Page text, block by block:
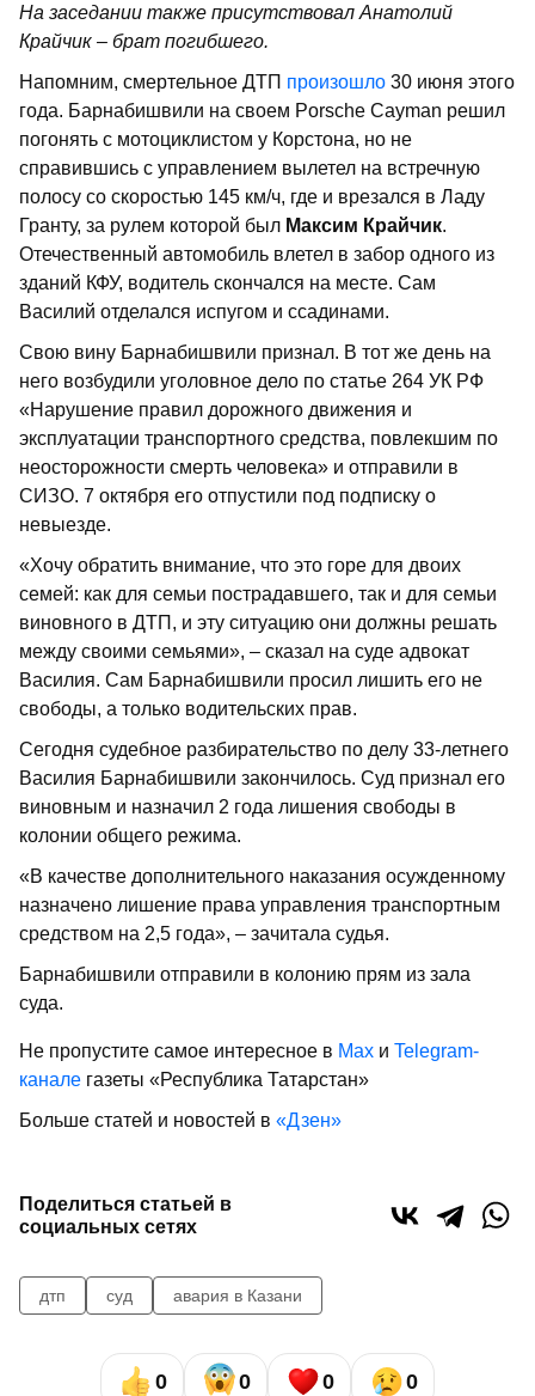
На заседании также присутствовал Анатолий
Крайчик – брат погибшего.
Напомним, смертельное ДТП произошло 30 июня этого
года. Барнабишвили на своем Porsche Cayman решил
погонять с мотоциклистом у Корстона, но не
справившись с управлением вылетел на встречную
полосу со скоростью 145 км/ч, где и врезался в Ладу
Гранту, за рулем которой был Максим Крайчик.
Отечественный автомобиль влетел в забор одного из
зданий КФУ, водитель скончался на месте. Сам
Василий отделался испугом и ссадинами.
Свою вину Барнабишвили признал. В тот же день на
него возбудили уголовное дело по статье 264 УК РФ
«Нарушение правил дорожного движения и
эксплуатации транспортного средства, повлекшим по
неосторожности смерть человека» и отправили в
СИЗО. 7 октября его отпустили под подписку о
невыезде.
«Хочу обратить внимание, что это горе для двоих
семей: как для семьи пострадавшего, так и для семьи
виновного в ДТП, и эту ситуацию они должны решать
между своими семьями», – сказал на суде адвокат
Василия. Сам Барнабишвили просил лишить его не
свободы, а только водительских прав.
Сегодня судебное разбирательство по делу 33-летнего
Василия Барнабишвили закончилось. Суд признал его
виновным и назначил 2 года лишения свободы в
колонии общего режима.
«В качестве дополнительного наказания осужденному
назначено лишение права управления транспортным
средством на 2,5 года», – зачитала судья.
Барнабишвили отправили в колонию прям из зала
суда.
Не пропустите самое интересное в Max и Telegram-
канале газеты «Республика Татарстан»
Больше статей и новостей в «Дзен»
Поделиться статьей в
социальных сетях
дтп суд авария в Казани
0 0 0 0